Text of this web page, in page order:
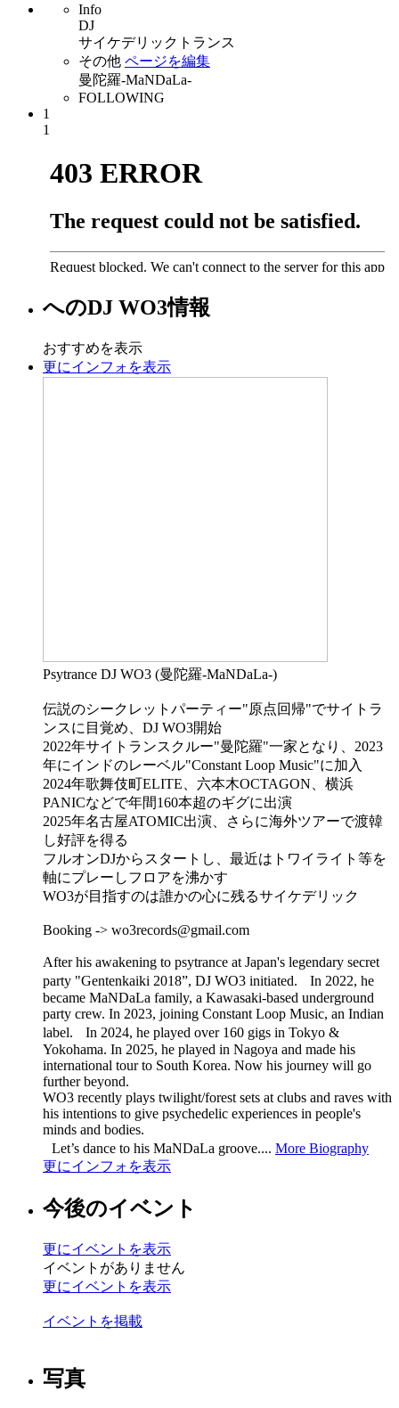
Info
DJ
サイケデリックトランス
その他 ページを編集
曼陀羅-MaNDaLa-
FOLLOWING
1
1
へのDJ WO3情報
おすすめを表示
更にインフォを表示
Psytrance DJ WO3 (曼陀羅-MaNDaLa-)
伝説のシークレットパーティー"原点回帰"でサイトラ
ンスに目覚め、DJ WO3開始
2022年サイトランスクルー"曼陀羅"一家となり、2023
年にインドのレーベル"Constant Loop Music"に加入
2024年歌舞伎町ELITE、六本木OCTAGON、横浜
PANICなどで年間160本超のギグに出演
2025年名古屋ATOMIC出演、さらに海外ツアーで渡韓
し好評を得る
フルオンDJからスタートし、最近はトワイライト等を
軸にプレーしフロアを沸かす
WO3が目指すのは誰かの心に残るサイケデリック
Booking -> wo3records@gmail.com
After his awakening to psytrance at Japan's legendary secret
party "Gentenkaiki 2018”, DJ WO3 initiated. In 2022, he
became MaNDaLa family, a Kawasaki-based underground
party crew. In 2023, joining Constant Loop Music, an Indian
label. In 2024, he played over 160 gigs in Tokyo &
Yokohama. In 2025, he played in Nagoya and made his
international tour to South Korea. Now his journey will go
further beyond.
WO3 recently plays twilight/forest sets at clubs and raves with
his intentions to give psychedelic experiences in people's
minds and bodies.
Let’s dance to his MaNDaLa groove.... More Biography
更にインフォを表示
今後のイベント
更にイベントを表示
イベントがありません
更にイベントを表示
イベントを掲載
写真